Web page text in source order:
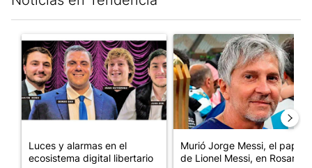
Un artículo de tendencia con el título "Luces y alarmas en el
Luces y alarmas en el
ecosistema digital libertario
Un artículo de tendencia con
Murió Jorge Messi, el papá
de Lionel Messi, en Rosario